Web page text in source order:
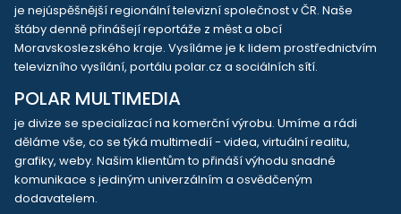
je nejúspěšnější regionální televizní společnost v ČR. Naše
štáby denně přinášejí reportáže z měst a obcí
Moravskoslezského kraje. Vysíláme je k lidem prostřednictvím
televizního vysílání, portálu polar.cz a sociálních sítí.
POLAR MULTIMEDIA
je divize se specializací na komerční výrobu. Umíme a rádi
děláme vše, co se týká multimedií - videa, virtuální realitu,
grafiky, weby. Našim klientům to přináší výhodu snadné
komunikace s jediným univerzálním a osvědčeným
dodavatelem.